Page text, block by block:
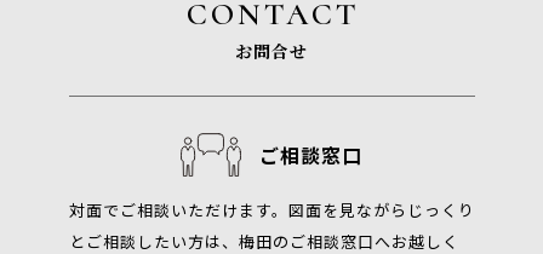
CONTACT
お問合せ
ご相談窓口
対面でご相談いただけます。図面を見ながらじっくり
とご相談したい方は、梅田のご相談窓口へお越しく